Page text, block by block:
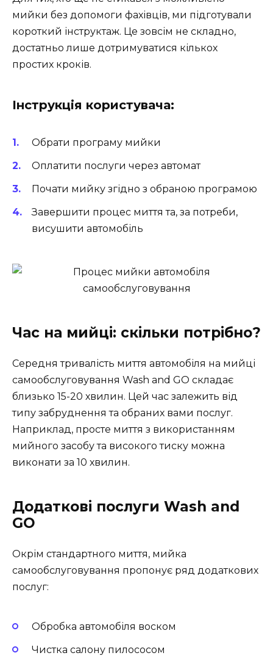
мийки без допомоги фахівців, ми підготували
короткий інструктаж. Це зовсім не складно,
достатньо лише дотримуватися кількох
простих кроків.
Інструкція користувача:
Обрати програму мийки
Оплатити послуги через автомат
Почати мийку згідно з обраною програмою
Завершити процес миття та, за потреби,
висушити автомобіль
Час на мийці: скільки потрібно?
Середня тривалість миття автомобіля на мийці
самообслуговування Wash and GO складає
близько 15-20 хвилин. Цей час залежить від
типу забруднення та обраних вами послуг.
Наприклад, просте миття з використанням
мийного засобу та високого тиску можна
виконати за 10 хвилин.
Додаткові послуги Wash and
GO
Окрім стандартного миття, мийка
самообслуговування пропонує ряд додаткових
послуг:
Обробка автомобіля воском
Чистка салону пилососом